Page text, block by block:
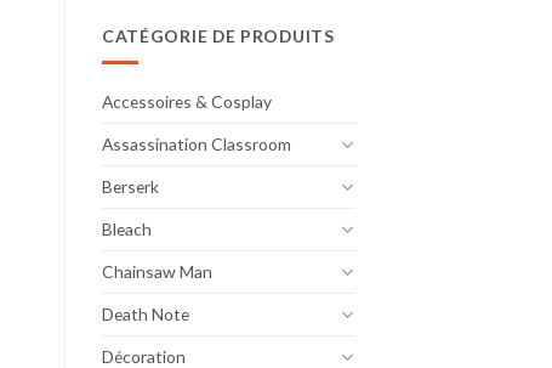
36,90€
CATÉGORIE DE PRODUITS
Accessoires & Cosplay
Assassination Classroom
Berserk
Bleach
Chainsaw Man
Death Note
Décoration